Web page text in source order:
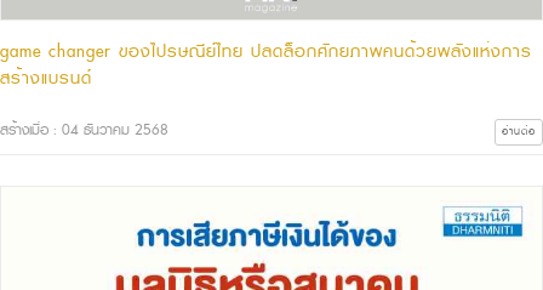
game changer ของไปรษณีย์ไทย ปลดล็อกศักยภาพคนด้วยพลังแห่งการ
สร้างแบรนด์
สร้างเมื่อ : 04 ธันวาคม 2568 อ่านต่อ